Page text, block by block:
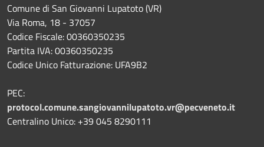
Comune di San Giovanni Lupatoto (VR)
Via Roma, 18 - 37057
Codice Fiscale: 00360350235
Partita IVA: 00360350235
Codice Unico Fatturazione: UFA9B2
PEC:
protocol.comune.sangiovannilupatoto.vr@pecveneto.it
Centralino Unico: +39 045 8290111